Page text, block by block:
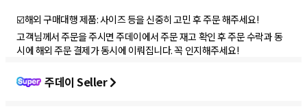
☑️해외 구매대행 제품: 사이즈 등을 신중히 고민 후 주문 해주세요!
고객님께서 주문을 주시면 주데이에서 주문 재고 확인 후 주문 수락과 동
시에 해외 주문 결제가 동시에 이뤄집니다. 꼭 인지해주세요!
주데이 Seller